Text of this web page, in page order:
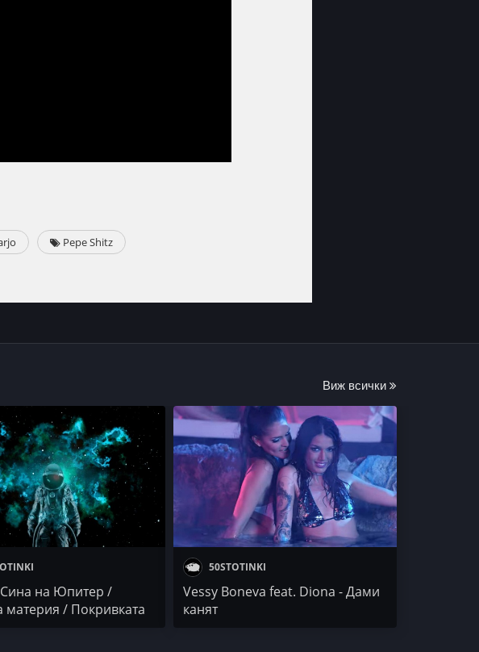
Pepe Shitz
Виж всички
на Юпитер /
материя / Покривката
50STOTINKI
Vessy Boneva fеаt. Diona - Дами
канят